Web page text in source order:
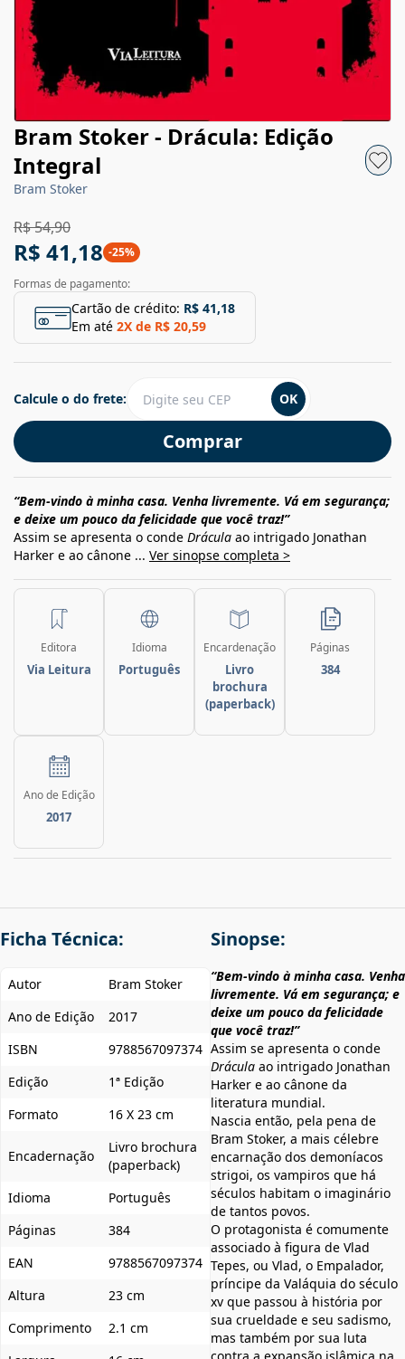
Bram Stoker - Drácula: Edição
Integral
Bram Stoker
R$ 54,90
R$ 41,18 -25%
Formas de pagamento:
Cartão de crédito: R$ 41,18
Em até 2X de R$ 20,59
Comprar
Calcule o do frete: OK
“Bem-vindo à minha casa. Venha livremente. Vá em segurança;
e deixe um pouco da felicidade que você traz!”
Assim se apresenta o conde Drácula ao intrigado Jonathan
Harker e ao cânone ... Ver sinopse completa >
Editora
Via Leitura
Idioma
Português
Encardenação
Livro
brochura
(paperback)
Páginas
384
Ano de Edição
2017
Ficha Técnica:
Autor
Bram Stoker
Ano de Edição
2017
ISBN
9788567097374
Edição
1ª Edição
Formato
16 X 23 cm
Encadernação
Livro brochura
(paperback)
Idioma
Português
Páginas
384
EAN
9788567097374
Altura
23 cm
Comprimento
2.1 cm
Sinopse:
“Bem-vindo à minha casa. Venha
livremente. Vá em segurança; e
deixe um pouco da felicidade
que você traz!”
Assim se apresenta o conde
Drácula ao intrigado Jonathan
Harker e ao cânone da
literatura mundial.
Nascia então, pela pena de
Bram Stoker, a mais célebre
encarnação dos demoníacos
strigoi, os vampiros que há
séculos habitam o imaginário
de tantos povos.
O protagonista é comumente
associado à figura de Vlad
Tepes, ou Vlad, o Empalador,
príncipe da Valáquia do século
xv que passou à história por
sua crueldade e seu sadismo,
mas também por sua luta